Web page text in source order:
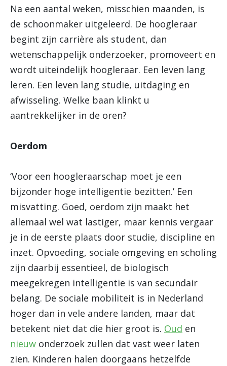
Na een aantal weken, misschien maanden, is
de schoonmaker uitgeleerd. De hoogleraar
begint zijn carrière als student, dan
wetenschappelijk onderzoeker, promoveert en
wordt uiteindelijk hoogleraar. Een leven lang
leren. Een leven lang studie, uitdaging en
afwisseling. Welke baan klinkt u
aantrekkelijker in de oren?
Oerdom
‘Voor een hoogleraarschap moet je een
bijzonder hoge intelligentie bezitten.’ Een
misvatting. Goed, oerdom zijn maakt het
allemaal wel wat lastiger, maar kennis vergaar
je in de eerste plaats door studie, discipline en
inzet. Opvoeding, sociale omgeving en scholing
zijn daarbij essentieel, de biologisch
meegekregen intelligentie is van secundair
belang. De sociale mobiliteit is in Nederland
hoger dan in vele andere landen, maar dat
betekent niet dat die hier groot is. Oud en
nieuw onderzoek zullen dat vast weer laten
zien. Kinderen halen doorgaans hetzelfde